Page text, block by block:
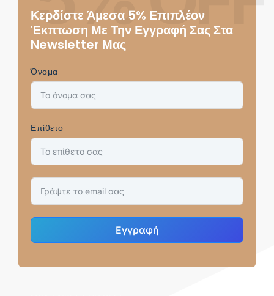
Κερδίστε Άμεσα 5% Επιπλέον
Έκπτωση Με Την Εγγραφή Σας Στα
Newsletter Μας
Όνομα
Επίθετο
Εγγραφή